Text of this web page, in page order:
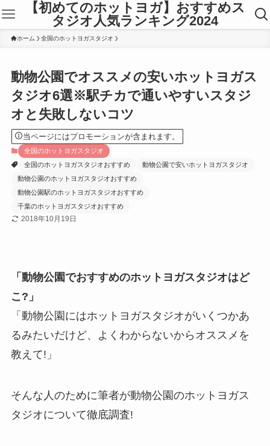
【初めてのホットヨガ】おすすめス
タジオ人気ランキング2024
ホーム 全国のホットヨガスタジオ
動物公園でオススメの安いホットヨガス
タジオ6選※駅チカで通いやすいスタジ
オと失敗しないコツ
当ページにはプロモーションが含まれます。
全国のホットヨガスタジオ
全国のホットヨガスタジオおすすめ
動物公園で安いホットヨガスタジオ
動物公園のホットヨガスタジオおすすめ
動物公園駅のホットヨガスタジオおすすめ
千葉のホットヨガスタジオおすすめ
2018年10月19日
「動物公園でおすすめのホットヨガスタジオはど
こ?」
「動物公園にはホットヨガスタジオがいくつかあ
るみたいだけど、よくわからないからオススメを
教えて!」
そんな人のために筆者が動物公園のホットヨガス
タジオについて徹底調査!